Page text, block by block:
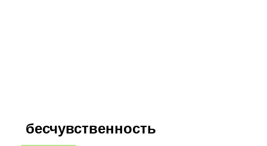
бесчувственность